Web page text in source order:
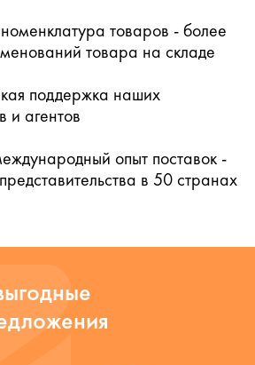
товаров - более
товара на складе
поддержка наших
и агентов
опыт поставок -
в 50 странах